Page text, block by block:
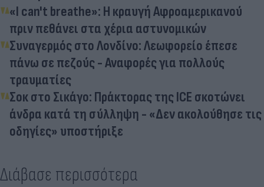
«I can't breathe»: Η κραυγή Αφροαμερικανού
πριν πεθάνει στα χέρια αστυνομικών
Συναγερμός στο Λονδίνο: Λεωφορείο έπεσε
πάνω σε πεζούς - Αναφορές για πολλούς
τραυματίες
Σοκ στο Σικάγο: Πράκτορας της ICE σκοτώνει
άνδρα κατά τη σύλληψη - «Δεν ακολούθησε τις
οδηγίες» υποστήριξε
Διάβασε περισσότερα